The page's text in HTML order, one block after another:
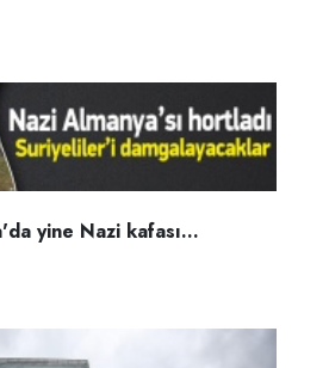
yine Nazi kafası...